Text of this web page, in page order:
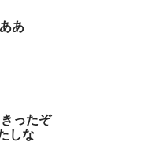
あ
ったぞ
しな